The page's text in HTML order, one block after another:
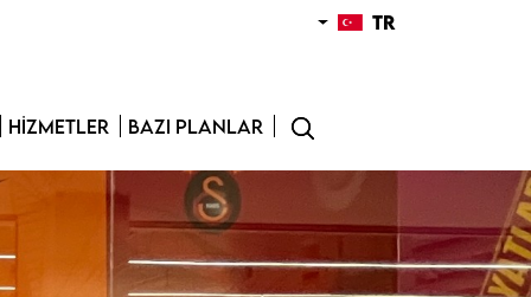
TR
HIZMETLER BAZI PLANLAR